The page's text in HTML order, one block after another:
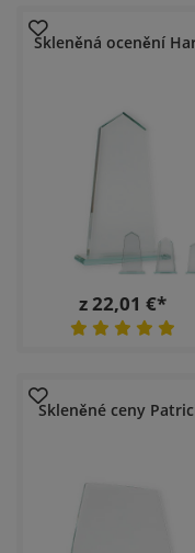
Skleněná ocenění
z 22,01 €*
Skleněné ceny